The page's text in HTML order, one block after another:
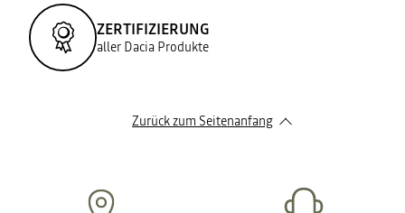
ZERTIFIZIERUNG
aller Dacia Produkte
Zurück zum Seitenanfang